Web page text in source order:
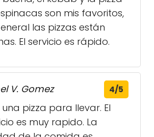
son mis favoritos,
las pizzas están
El servicio es rápido.
V. Gomez 4/5
una pizza para llevar. El
es muy rapido. La